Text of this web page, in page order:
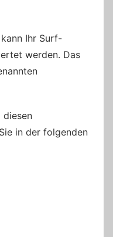
Ihr Surf-
werden. Das
diesen
in der folgenden